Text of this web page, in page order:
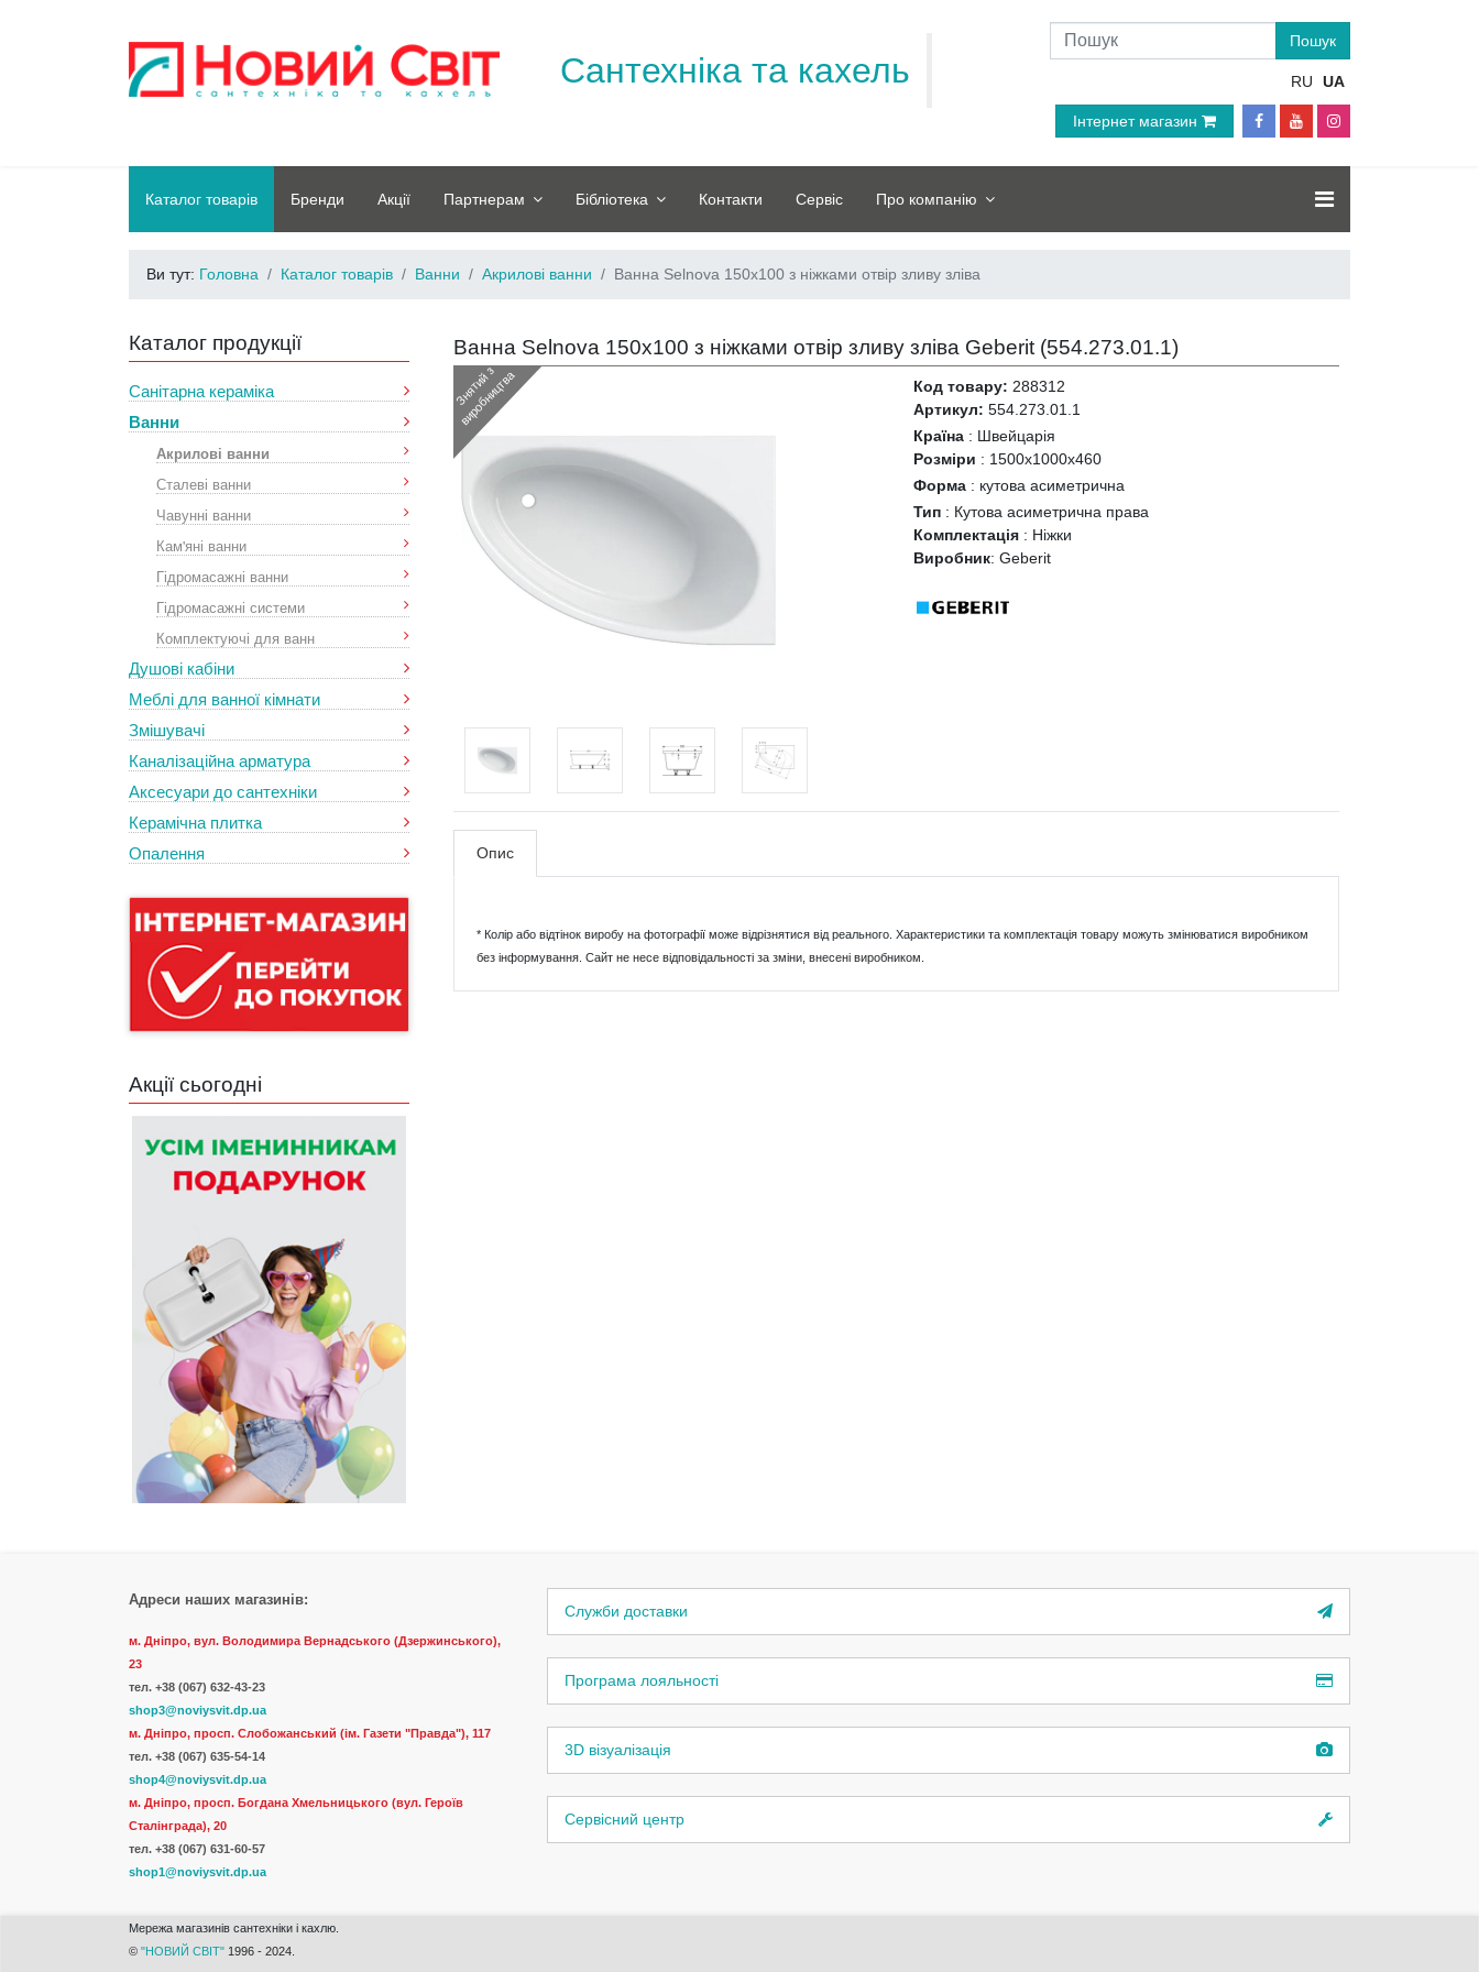
Сантехніка та кахель RU UA
Інтернет магазин
Каталог товарів Бренди Акції Партнерам Бібліотека Контакти Сервіс Про компанію
Ви тут: Головна Каталог товарів Ванни Акрилові ванни Ванна Selnova 150х100 з ніжками отвір зливу зліва
Каталог продукції
Санітарна кераміка
Ванни
Акрилові ванни
Сталеві ванни
Чавунні ванни
Кам'яні ванни
Гідромасажні ванни
Гідромасажні системи
Комплектуючі для ванн
Душові кабіни
Меблі для ванної кімнати
Змішувачі
Каналізаційна арматура
Аксесуари до сантехніки
Керамічна плитка
Опалення
Акції сьогодні
Ванна Selnova 150х100 з ніжками отвір зливу зліва Geberit (554.273.01.1)
З
н
я
т
и
й
з
в
и
р
о
б
н
и
ц
т
в
а Код товару: 288312
Артикул: 554.273.01.1
Країна : Швейцарія
Розміри : 1500x1000x460
Форма : кутова асиметрична
Тип : Кутова асиметрична права
Комплектація : Ніжки
Виробник: Geberit
Опис
* Колір або відтінок виробу на фотографії може відрізнятися від реального. Характеристики та комплектація товару можуть змінюватися виробником
без інформування. Сайт не несе відповідальності за зміни, внесені виробником.
Адреси наших магазинів:
м. Дніпро, вул. Володимира Вернадського (Дзержинського),
23
тел. +38 (067) 632-43-23
shop3@noviysvit.dp.ua
м. Дніпро, просп. Слобожанський (ім. Газети "Правда"), 117
тел. +38 (067) 635-54-14
shop4@noviysvit.dp.ua
м. Дніпро, просп. Богдана Хмельницького (вул. Героїв
Сталінграда), 20
тел. +38 (067) 631-60-57
shop1@noviysvit.dp.ua
Служби доставки
Програма лояльності
3D візуалізація
Сервісний центр
Мережа магазинів сантехніки і кахлю.
© "НОВИЙ СВІТ" 1996 - 2024.